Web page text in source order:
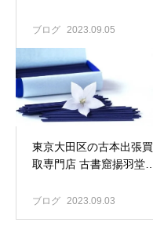
買取にお伺いしました。
ブログ 2023.09.05
東京大田区の古本出張買
取専門店 古書窟揚羽堂｜
も歓迎します！
ブログ 2023.09.03